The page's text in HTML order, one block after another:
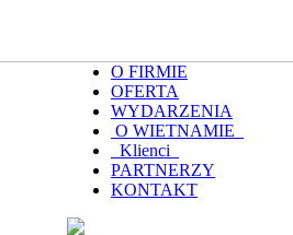
O FIRMIE
OFERTA
WYDARZENIA
O WIETNAMIE
Klienci
PARTNERZY
KONTAKT